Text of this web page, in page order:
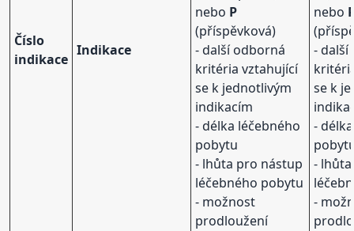
Číslo
indikace
Indikace
nebo P
(příspěvková)
- další odborná
kritéria vztahující
se k jednotlivým
indikacím
- délka léčebného
pobytu
- lhůta pro nástup
léčebného pobytu
- možnost
prodloužení
nebo
- další
se k
-
-
-